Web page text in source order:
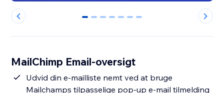
0 1 2 3 4 5 6
MailChimp Email-oversigt
Udvid din e-mailliste nemt ved at bruge
Mailchamps tilpasselige pop-up e-mail tilmelding